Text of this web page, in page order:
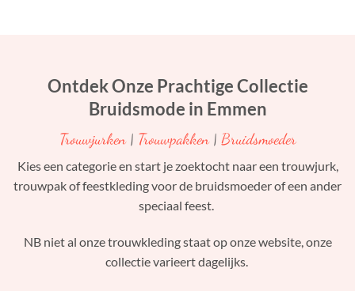
Ontdek Onze Prachtige Collectie
Bruidsmode in Emmen
Trouwjurken| Trouwpakken| Bruidsmoeder
Kies een categorie en start je zoektocht naar een trouwjurk,
trouwpak of feestkleding voor de bruidsmoeder of een ander
speciaal feest.
NB niet al onze trouwkleding staat op onze website, onze
collectie varieert dagelijks.